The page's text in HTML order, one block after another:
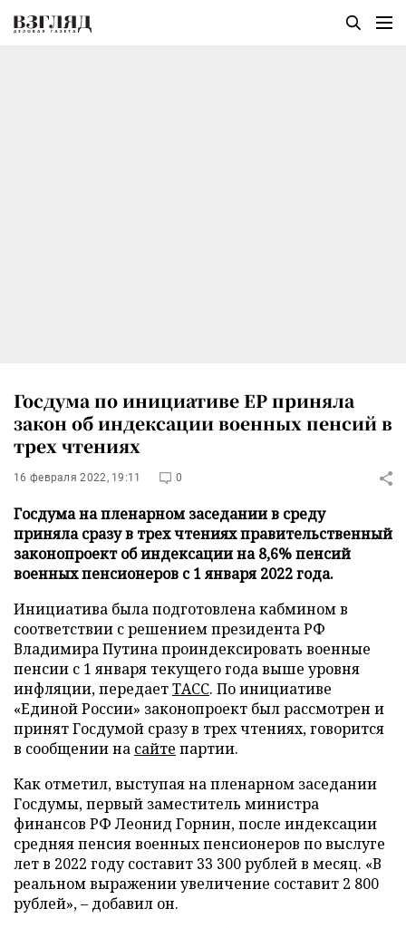
Госдума по инициативе ЕР приняла
закон об индексации военных пенсий в
трех чтениях
16 февраля 2022, 19:11 0
Госдума на пленарном заседании в среду
приняла сразу в трех чтениях правительственный
законопроект об индексации на 8,6% пенсий
военных пенсионеров с 1 января 2022 года.
Инициатива была подготовлена кабмином в
соответствии с решением президента РФ
Владимира Путина проиндексировать военные
пенсии с 1 января текущего года выше уровня
инфляции, передаетТАСС. По инициативе
«Единой России» законопроект был рассмотрен и
принят Госдумой сразу в трех чтениях, говорится
в сообщении на сайте партии.
Как отметил, выступая на пленарном заседании
Госдумы, первый заместитель министра
финансов РФ Леонид Горнин, после индексации
средняя пенсия военных пенсионеров по выслуге
лет в 2022 году составит 33 300 рублей в месяц. «В
реальном выражении увеличение составит 2 800
рублей», – добавил он.